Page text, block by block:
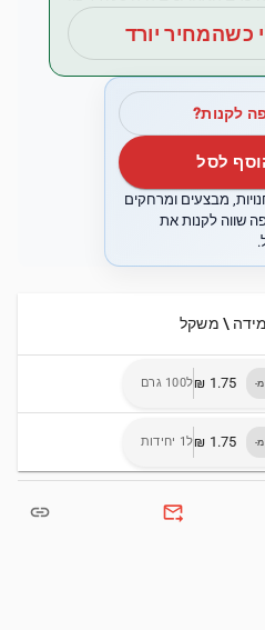
כשהמחיר יורד
לקנות?
לסל
מבצעים ומרחקים
שווה לקנות את
\ משקל
ל100 גרם
ל1 יחידות
forward_to_inbox
link